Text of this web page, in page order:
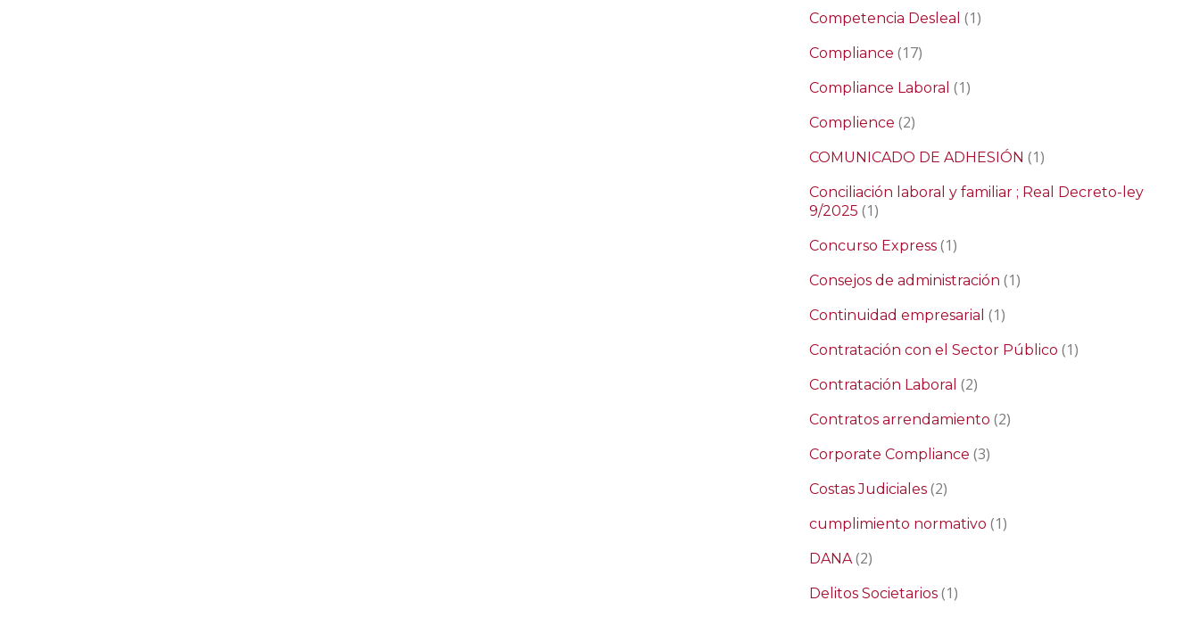
Competencia Desleal (1)
Compliance (17)
Compliance Laboral (1)
Complience (2)
COMUNICADO DE ADHESIÓN (1)
Conciliación laboral y familiar ; Real Decreto-ley
9/2025 (1)
Concurso Express (1)
Consejos de administración (1)
Continuidad empresarial (1)
Contratación con el Sector Público (1)
Contratación Laboral (2)
Contratos arrendamiento (2)
Corporate Compliance (3)
Costas Judiciales (2)
cumplimiento normativo (1)
DANA(2)
Delitos Societarios (1)